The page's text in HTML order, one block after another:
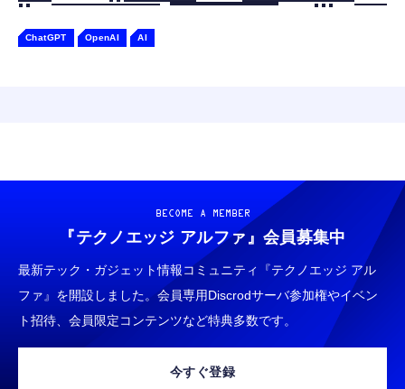
ChatGPT OpenAI AI
BECOME A MEMBER
『テクノエッジ アルファ』 会員募集中
最新テック・ガジェット情報コミュニティ『テクノエッジ アル
ファ』を開設しました。会員専用Discrodサーバ参加権やイベン
ト招待、会員限定コンテンツなど特典多数です。
今すぐ登録